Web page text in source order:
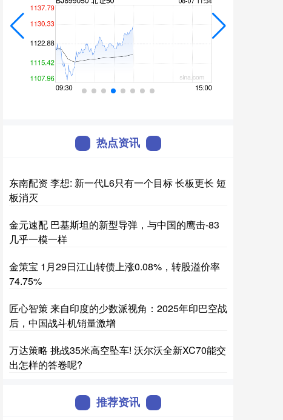
热点资讯
东南配资 李想: 新一代L6只有一个目标 长板更长 短
板消灭
金元速配 巴基斯坦的新型导弹，与中国的鹰击-83
几乎一模一样
金策宝 1月29日江山转债上涨0.08%，转股溢价率
74.75%
匠心智策 来自印度的少数派视角：2025年印巴空战
后，中国战斗机销量激增
万达策略 挑战35米高空坠车! 沃尔沃全新XC70能交
出怎样的答卷呢?
推荐资讯